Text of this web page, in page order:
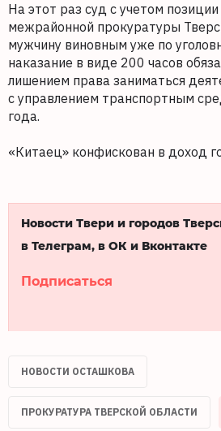
На этот раз суд с учетом
межрайонной прокуратуры
мужчину виновным уже по
наказание в виде 200 часов
лишением права заниматься
с управлением транспортным
года.
«Китаец» конфискован в доход
Новости Твери и городов
в Телеграм, в ОК и Вконтакте
Подписаться
НОВОСТИ ОСТАШКОВА
ПРОКУРАТУРА ТВЕРСКОЙ ОБЛАСТИ